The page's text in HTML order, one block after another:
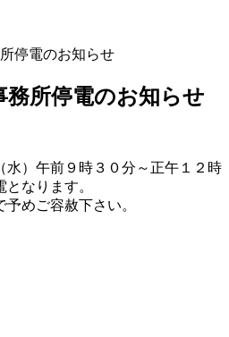
停電のお知らせ
務所停電のお知らせ
水）午前９時３０分～正午１２時
なります。
めご容赦下さい。